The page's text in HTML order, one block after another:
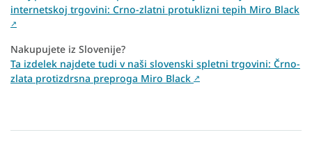
internetskoj trgovini: Crno-zlatni protuklizni tepih Miro Black
↗
Nakupujete iz Slovenije?
Ta izdelek najdete tudi v naši slovenski spletni trgovini: Črno-
zlata protizdrsna preproga Miro Black ↗